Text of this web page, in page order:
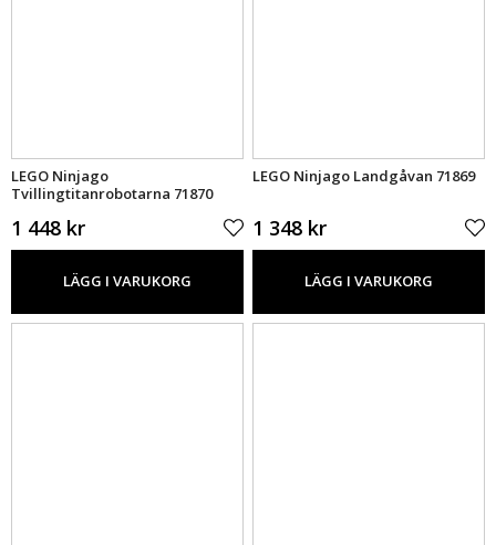
LEGO Ninjago
Tvillingtitanrobotarna 71870
1 448 kr
LÄGG I VARUKORG
LEGO Ninjago Landgåvan 71869
1 348 kr
LÄGG I VARUKORG